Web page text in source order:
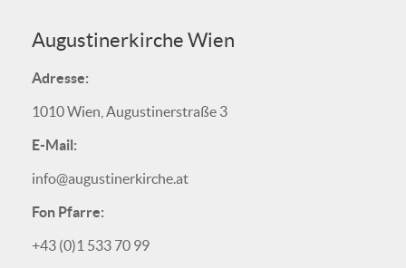
Augustinerkirche Wien
Adresse:
1010 Wien, Augustinerstraße 3
E-Mail:
info@augustinerkirche.at
Fon Pfarre:
+43 (0)1 533 70 99